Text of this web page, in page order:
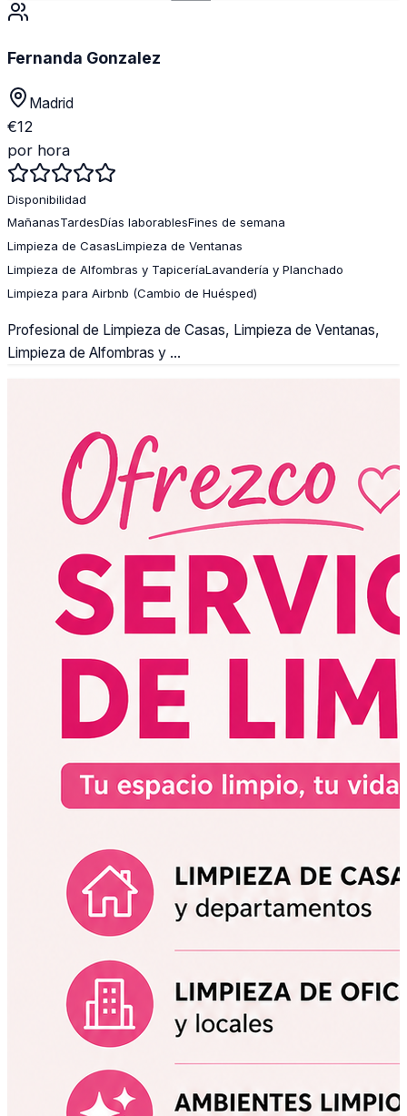
Fernanda Gonzalez
Madrid
€12
por hora
Disponibilidad
MañanasTardesDías laborablesFines de semana
Limpieza de CasasLimpieza de Ventanas
Limpieza de Alfombras y TapiceríaLavandería y Planchado
Limpieza para Airbnb (Cambio de Huésped)
Profesional de Limpieza de Casas, Limpieza de Ventanas,
Limpieza de Alfombras y ...